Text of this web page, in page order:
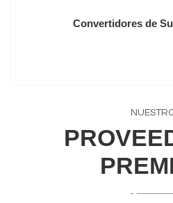
Convertidores de